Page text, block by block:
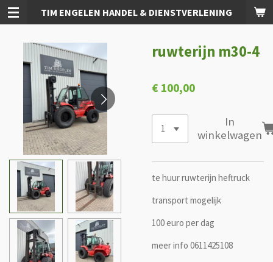
Ga
direct
hoofdinhoud
TIM ENGELEN HANDEL & DIENSTVERLENING
ruwterijn m30-4
€ 100,00
In
winkelwagen
te huur ruwterijn heftruck
transport mogelijk
100 euro per dag
meer info 0611425108